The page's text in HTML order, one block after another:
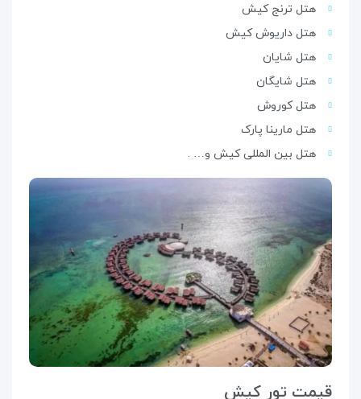
هتل ترنج کیش
هتل داریوش کیش
هتل شایان
هتل شایگان
هتل کوروش
هتل مارینا پارک
هتل بین المللی کیش و… .
قیمت تور کیش